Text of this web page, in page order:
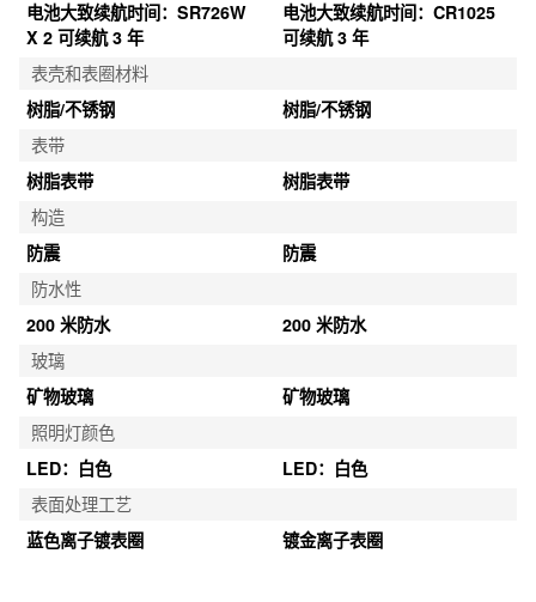
电池大致续航时间：SR726W
X 2 可续航 3 年
电池大致续航时间：CR1025
可续航 3 年
表壳和表圈材料
树脂/不锈钢
树脂/不锈钢
表带
树脂表带
树脂表带
构造
防震
防震
防水性
200 米防水
200 米防水
玻璃
矿物玻璃
矿物玻璃
照明灯颜色
LED：白色
LED：白色
表面处理工艺
蓝色离子镀表圈
镀金离子表圈